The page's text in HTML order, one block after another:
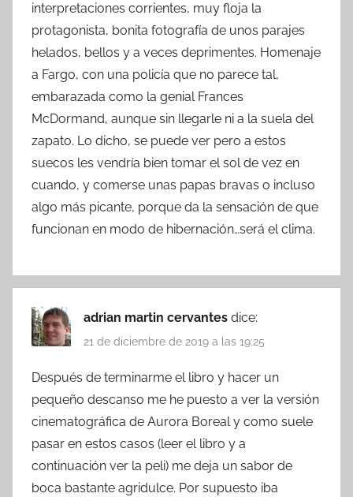
interpretaciones corrientes, muy floja la
protagonista, bonita fotografía de unos parajes
helados, bellos y a veces deprimentes. Homenaje
a Fargo, con una policía que no parece tal,
embarazada como la genial Frances
McDormand, aunque sin llegarle ni a la suela del
zapato. Lo dicho, se puede ver pero a estos
suecos les vendría bien tomar el sol de vez en
cuando, y comerse unas papas bravas o incluso
algo más picante, porque da la sensación de que
funcionan en modo de hibernación…será el clima.
adrian martin cervantes dice:
21 de diciembre de 2019 a las 19:25
Después de terminarme el libro y hacer un
pequeño descanso me he puesto a ver la versión
cinematográfica de Aurora Boreal y como suele
pasar en estos casos (leer el libro y a
continuación ver la peli) me deja un sabor de
boca bastante agridulce. Por supuesto iba